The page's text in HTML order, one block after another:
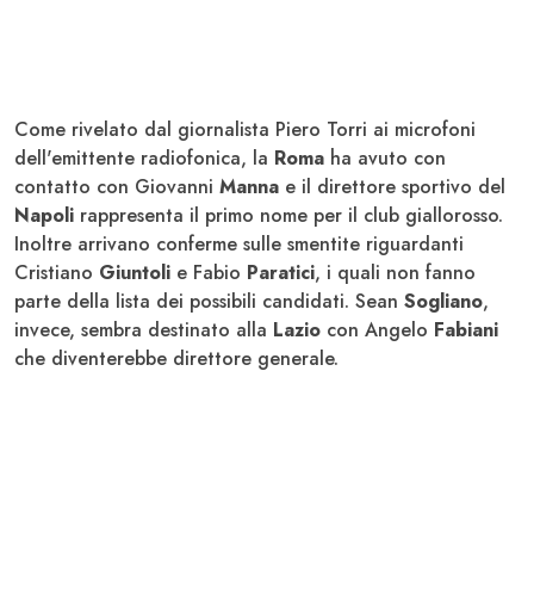
Come rivelato dal giornalista Piero Torri ai microfoni
dell'emittente radiofonica, la Roma ha avuto con
contatto con Giovanni Manna e il direttore sportivo del
Napoli rappresenta il primo nome per il club giallorosso.
Inoltre arrivano conferme sulle smentite riguardanti
Cristiano Giuntoli e Fabio Paratici, i quali non fanno
parte della lista dei possibili candidati. Sean Sogliano,
invece, sembra destinato alla Lazio con Angelo Fabiani
che diventerebbe direttore generale.